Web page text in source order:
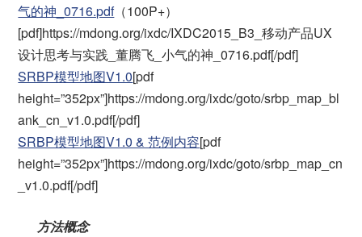
气的神_0716.pdf（100P+）
[pdf]https://mdong.org/ixdc/IXDC2015_B3_移动产品UX
设计思考与实践_董腾飞_小气的神_0716.pdf[/pdf]
SRBP模型地图V1.0[pdf
height=”352px”]https://mdong.org/ixdc/goto/srbp_map_bl
ank_cn_v1.0.pdf[/pdf]
SRBP模型地图V1.0 & 范例内容[pdf
height=”352px”]https://mdong.org/ixdc/goto/srbp_map_cn
_v1.0.pdf[/pdf]
方法概念